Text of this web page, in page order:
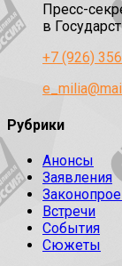
Пресс-
в
+7 (926)
Рубрики
Анонсы
Заявления
Встречи
События
Сюжеты